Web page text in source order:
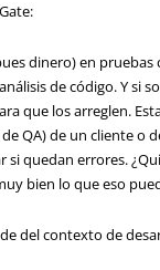
dinero) en pruebas
de código. Y si
que los arreglen.
QA) de un cliente o
quedan errores.
bien lo que eso
del contexto de